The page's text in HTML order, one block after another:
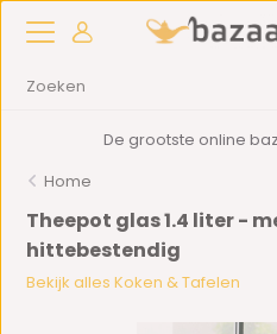
De grootste online
Home
Theepot glas 1.4 liter -
hittebestendig
Bekijk alles Koken & Tafelen